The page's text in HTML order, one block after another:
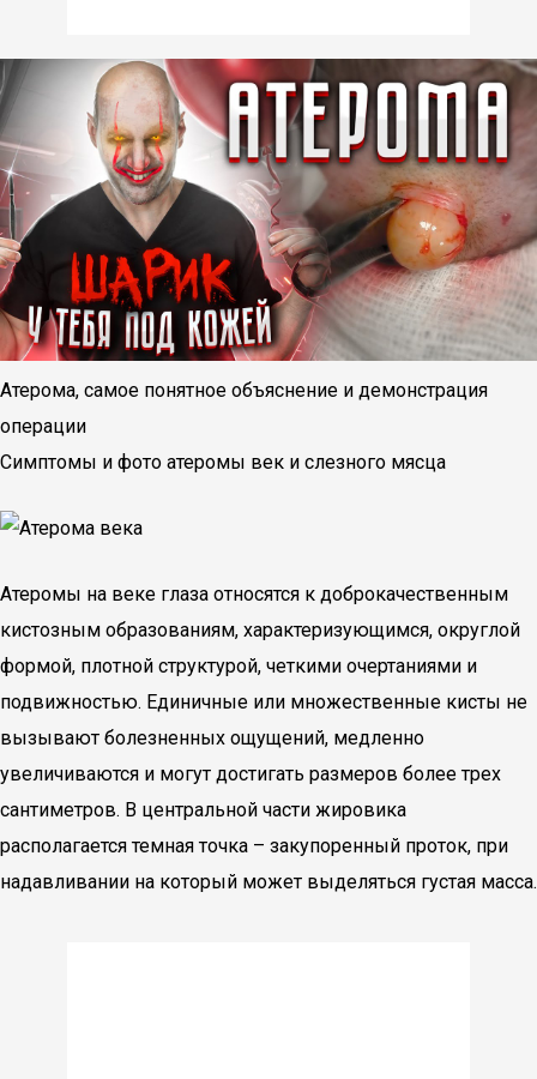
Атерома, самое понятное объяснение и демонстрация
операции
Симптомы и фото атеромы век и слезного мясца
Атеромы на веке глаза относятся к доброкачественным
кистозным образованиям, характеризующимся, округлой
формой, плотной структурой, четкими очертаниями и
подвижностью. Единичные или множественные кисты не
вызывают болезненных ощущений, медленно
увеличиваются и могут достигать размеров более трех
сантиметров. В центральной части жировика
располагается темная точка – закупоренный проток, при
надавливании на который может выделяться густая масса.